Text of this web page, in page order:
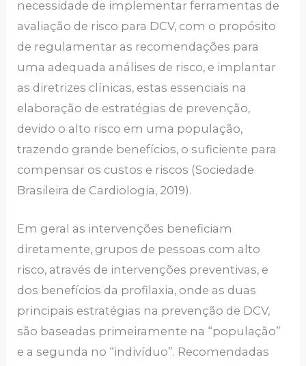
necessidade de implementar ferramentas de
avaliação de risco para DCV, com o propósito
de regulamentar as recomendações para
uma adequada análises de risco, e implantar
as diretrizes clínicas, estas essenciais na
elaboração de estratégias de prevenção,
devido o alto risco em uma população,
trazendo grande benefícios, o suficiente para
compensar os custos e riscos (Sociedade
Brasileira de Cardiologia, 2019).
Em geral as intervenções beneficiam
diretamente, grupos de pessoas com alto
risco, através de intervenções preventivas, e
dos benefícios da profilaxia, onde as duas
principais estratégias na prevenção de DCV,
são baseadas primeiramente na “população”
e a segunda no “indivíduo”. Recomendadas